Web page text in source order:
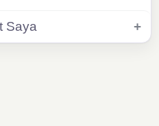
Saya